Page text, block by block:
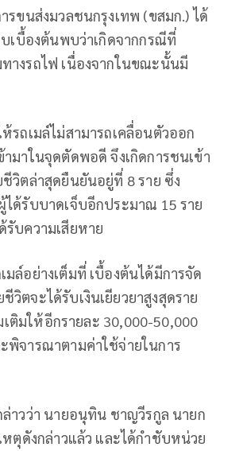
ขนส่งมวลชนกรุงเทพ (ขสมก.) ได้
เบื้องต้นพบว่าเกิดจากกรณีที่
างรถไฟ เนื่องจากในขณะนั้นมี
รถเมล์ไม่สามารถเคลื่อนตัวออก
มาในจุดตัดพอดี จึงเกิดการชนเข้า
วิตล่าสุดยืนยันอยู่ที่ 8 ราย ซึ่ง
ด้รับบาดเจ็บอีกประมาณ 15 ราย
บความเสียหาย
ล์อย่างเต็มที่ เบื้องต้นได้มีการจัด
ตจะได้รับเงินเยียวยาสูงสุดราย
ติมให้อีกรายละ 30,000-50,000
จารณาตามค่าใช้จ่ายในการ
าวว่า นายอนุทิน ชาญวีรกูล นายก
ตุดังกล่าวแล้ว และได้กำชับหน่วย